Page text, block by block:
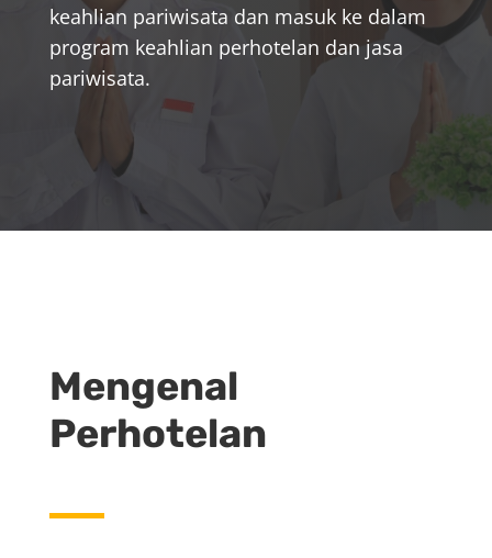
keahlian pariwisata dan masuk ke dalam
program keahlian perhotelan dan jasa
pariwisata.
Mengenal
Perhotelan